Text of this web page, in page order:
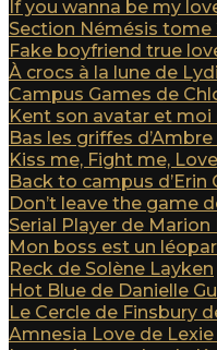
If you wanna be my
Section Némésis tome
Fake boyfriend true
À crocs à la lune de
Campus Games de
Kent son avatar et moi
Bas les griffes
Kiss me, Fight me,
Back to campus d’Erin
Don’t leave the game
Serial Player de Marion
Mon boss est un
Reck de Solène Layken
Hot Blue de Danielle
Le Cercle de Finsbury
Amnesia Love de Lexie